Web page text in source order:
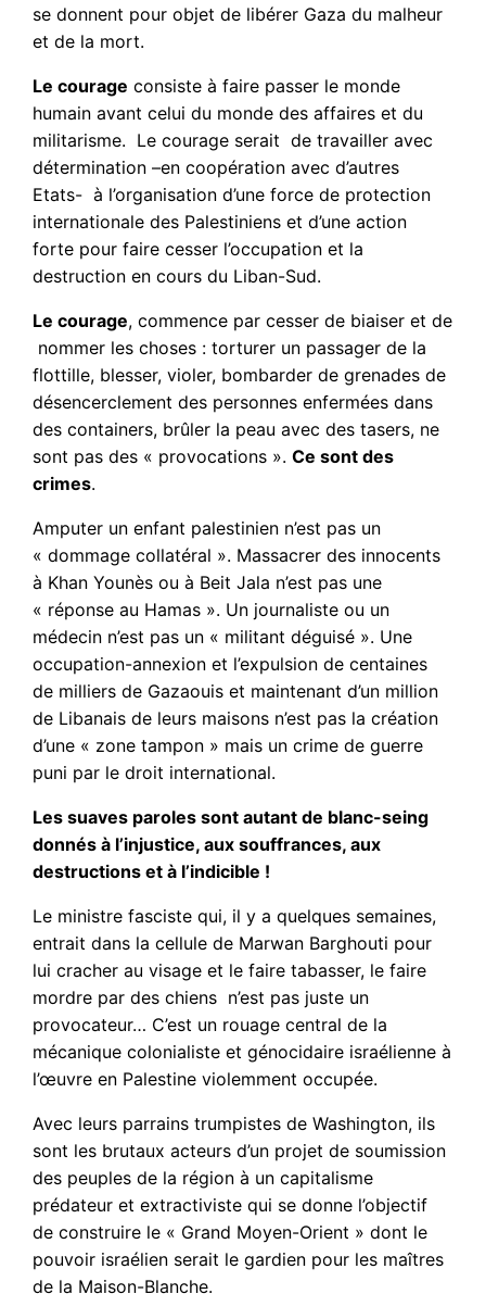
se donnent pour objet de libérer Gaza du malheur
et de la mort.
Le courage consiste à faire passer le monde
humain avant celui du monde des affaires et du
militarisme. Le courage serait de travailler avec
détermination –en coopération avec d’autres
Etats- à l’organisation d’une force de protection
internationale des Palestiniens et d’une action
forte pour faire cesser l’occupation et la
destruction en cours du Liban-Sud.
Le courage, commence par cesser de biaiser et de
nommer les choses : torturer un passager de la
flottille, blesser, violer, bombarder de grenades de
désencerclement des personnes enfermées dans
des containers, brûler la peau avec des tasers, ne
sont pas des « provocations ».Ce sont des
crimes.
Amputer un enfant palestinien n’est pas un
« dommage collatéral ». Massacrer des innocents
à Khan Younès ou à Beit Jala n’est pas une
« réponse au Hamas ». Un journaliste ou un
médecin n’est pas un « militant déguisé ». Une
occupation-annexion et l’expulsion de centaines
de milliers de Gazaouis et maintenant d’un million
de Libanais de leurs maisons n’est pas la création
d’une « zone tampon » mais un crime de guerre
puni par le droit international.
Les suaves paroles sont autant de blanc-seing
donnés à l’injustice, aux souffrances, aux
destructions et à l’indicible !
Le ministre fasciste qui, il y a quelques semaines,
entrait dans la cellule de Marwan Barghouti pour
lui cracher au visage et le faire tabasser, le faire
mordre par des chiens n’est pas juste un
provocateur… C’est un rouage central de la
mécanique colonialiste et génocidaire israélienne à
l’œuvre en Palestine violemment occupée.
Avec leurs parrains trumpistes de Washington, ils
sont les brutaux acteurs d’un projet de soumission
des peuples de la région à un capitalisme
prédateur et extractiviste qui se donne l’objectif
de construire le « Grand Moyen-Orient » dont le
pouvoir israélien serait le gardien pour les maîtres
de la Maison-Blanche.